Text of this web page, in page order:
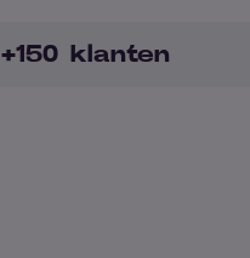
+150 klanten